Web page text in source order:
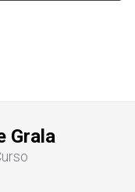
Física III
Grala